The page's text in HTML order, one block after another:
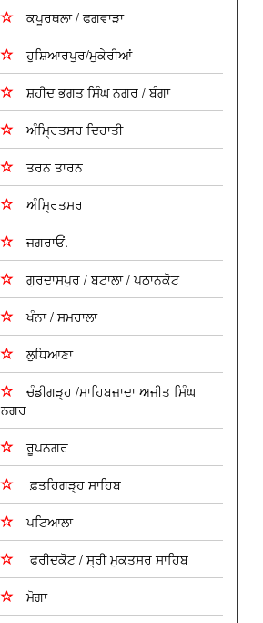
ਕਪੂਰਥਲਾ / ਫਗਵਾੜਾ
ਹੁਸ਼ਿਆਰਪੁਰ/ਮੁਕੇਰੀਆਂ
ਸ਼ਹੀਦ ਭਗਤ ਸਿੰਘ ਨਗਰ / ਬੰਗਾ
ਅੰਮ੍ਰਿਤਸਰ ਦਿਹਾਤੀ
ਤਰਨ ਤਾਰਨ
ਅੰਮ੍ਰਿਤਸਰ
ਜਗਰਾਓਂ.
ਗੁਰਦਾਸਪੁਰ / ਬਟਾਲਾ / ਪਠਾਨਕੋਟ
ਖੰਨਾ / ਸਮਰਾਲਾ
ਲੁਧਿਆਣਾ
ਚੰਡੀਗੜ੍ਹ /ਸਾਹਿਬਜ਼ਾਦਾ ਅਜੀਤ ਸਿੰਘ
ਨਗਰ
ਰੂਪਨਗਰ
ਫ਼ਤਹਿਗੜ੍ਹ ਸਾਹਿਬ
ਪਟਿਆਲਾ
ਫਰੀਦਕੋਟ / ਸ੍ਰੀ ਮੁਕਤਸਰ ਸਾਹਿਬ
ਮੋਗਾ